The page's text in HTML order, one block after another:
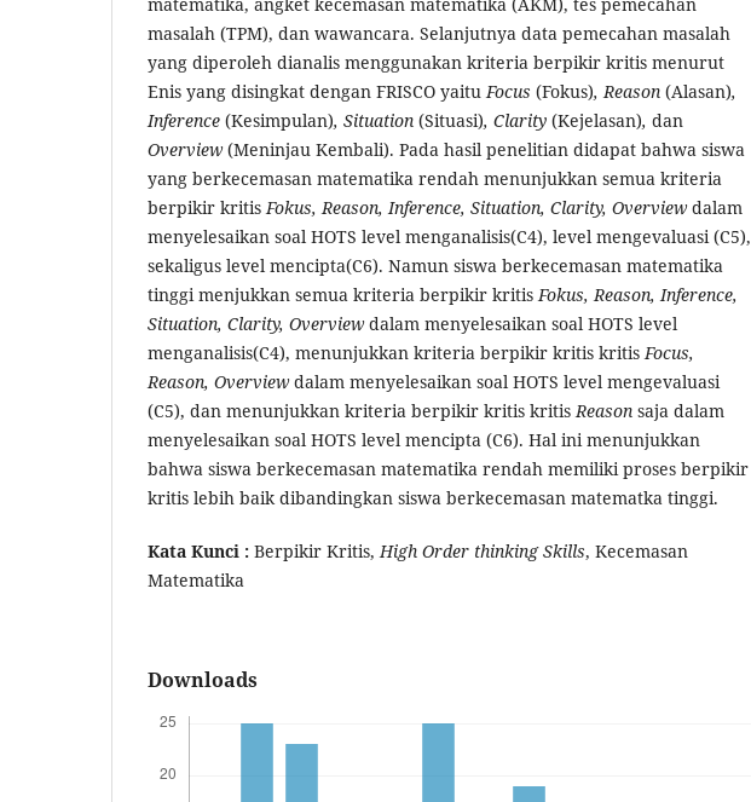
matematika, angket kecemasan matematika (AKM), tes pemecahan
masalah (TPM), dan wawancara. Selanjutnya data pemecahan masalah
yang diperoleh dianalis menggunakan kriteria berpikir kritis menurut
Enis yang disingkat dengan FRISCO yaituFocus (Fokus), Reason (Alasan),
Inference (Kesimpulan), Situation (Situasi), Clarity (Kejelasan), dan
Overview(Meninjau Kembali). Pada hasil penelitian didapat bahwa siswa
yang berkecemasan matematika rendah menunjukkan semua kriteria
berpikir kritisFokus, Reason, Inference, Situation, Clarity, Overviewdalam
menyelesaikan soal HOTS level menganalisis(C4), level mengevaluasi (C5),
sekaligus level mencipta(C6). Namun siswa berkecemasan matematika
tinggi menjukkan semua kriteria berpikir kritisFokus, Reason, Inference,
Situation, Clarity, Overviewdalam menyelesaikan soal HOTS level
menganalisis(C4), menunjukkan kriteria berpikir kritis kritisFocus,
Reason, Overviewdalam menyelesaikan soal HOTS level mengevaluasi
(C5), dan menunjukkan kriteria berpikir kritis kritisReason saja dalam
menyelesaikan soal HOTS level mencipta (C6). Hal ini menunjukkan
bahwa siswa berkecemasan matematika rendah memiliki proses berpikir
kritis lebih baik dibandingkan siswa berkecemasan matematka tinggi.
Kata Kunci : Berpikir Kritis,High Order thinking Skills, Kecemasan
Matematika
Downloads